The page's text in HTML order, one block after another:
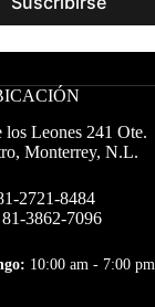
los Leones 241 Ote.
Monterrey, N.L.
2721-8484
81-3862-7096
10:00 am - 7:00 pm